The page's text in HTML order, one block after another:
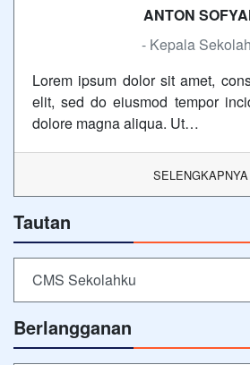
ANTON
- Kepala
Lorem ipsum dolor sit amet,
elit, sed do eiusmod tempor
dolore magna aliqua. Ut…
SELENGKAPNYA
Tautan
CMS Sekolahku
Berlangganan